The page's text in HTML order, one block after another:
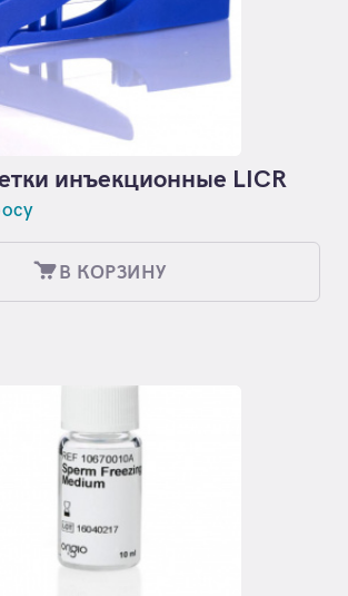
инъекционные LICR
В КОРЗИНУ